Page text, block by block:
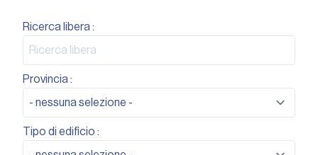
Ricerca libera :
Provincia :
Tipo di edificio :